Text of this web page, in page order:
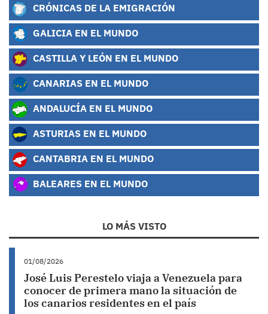
CRÓNICAS DE LA EMIGRACIÓN
GALICIA EN EL MUNDO
CASTILLA Y LEÓN EN EL MUNDO
CANARIAS EN EL MUNDO
ANDALUCÍA EN EL MUNDO
ASTURIAS EN EL MUNDO
CANTABRIA EN EL MUNDO
BALEARES EN EL MUNDO
LO MÁS VISTO
01/08/2026
José Luis Perestelo viaja a Venezuela para
conocer de primera mano la situación de
los canarios residentes en el país